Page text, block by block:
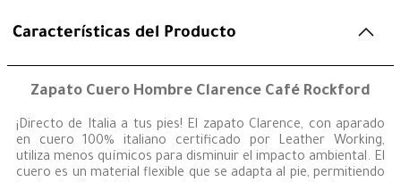
Características del Producto
Zapato Cuero Hombre Clarence Café Rockford
¡Directo de Italia a tus pies! El zapato Clarence, con aparado
en cuero 100% italiano certificado por Leather Working,
utiliza menos químicos para disminuir el impacto ambiental. El
cuero es un material flexible que se adapta al pie, permitiendo